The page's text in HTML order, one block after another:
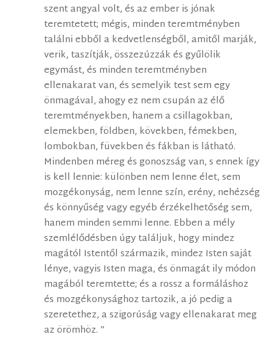
szent angyal volt, és az ember is jónak
teremtetett; mégis, minden teremtményben
találni ebből a kedvetlenségből, amitől marják,
verik, taszítják, összezúzzák és gyűlölik
egymást, és minden teremtményben
ellenakarat van, és semelyik test sem egy
önmagával, ahogy ez nem csupán az élő
teremtményekben, hanem a csillagokban,
elemekben, földben, kövekben, fémekben,
lombokban, füvekben és fákban is látható.
Mindenben méreg és gonoszság van, s ennek így
is kell lennie: különben nem lenne élet, sem
mozgékonyság, nem lenne szín, erény, nehézség
és könnyűség vagy egyéb érzékelhetőség sem,
hanem minden semmi lenne. Ebben a mély
szemlélődésben úgy találjuk, hogy mindez
magától Istentől származik, mindez Isten saját
lénye, vagyis Isten maga, és önmagát ily módon
magából teremtette; és a rossz a formáláshoz
és mozgékonysághoz tartozik, a jó pedig a
szeretethez, a szigorúság vagy ellenakarat meg
az örömhöz. ”